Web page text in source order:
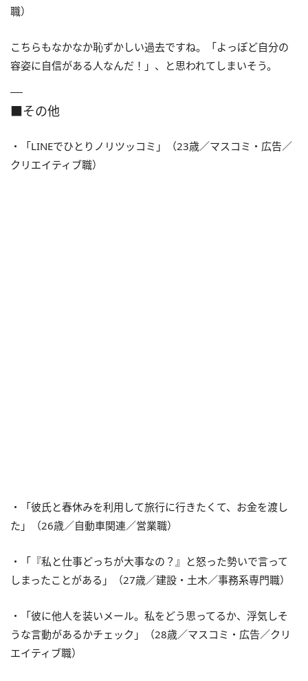
職）
こちらもなかなか恥ずかしい過去ですね。「よっぽど自分の
容姿に自信がある人なんだ！」、と思われてしまいそう。
■その他
・「LINEでひとりノリツッコミ」（23歳／マスコミ・広告／
クリエイティブ職）
・「彼氏と春休みを利用して旅行に行きたくて、お金を渡し
た」（26歳／自動車関連／営業職）
・「『私と仕事どっちが大事なの？』と怒った勢いで言って
しまったことがある」（27歳／建設・土木／事務系専門職）
・「彼に他人を装いメール。私をどう思ってるか、浮気しそ
うな言動があるかチェック」（28歳／マスコミ・広告／クリ
エイティブ職）